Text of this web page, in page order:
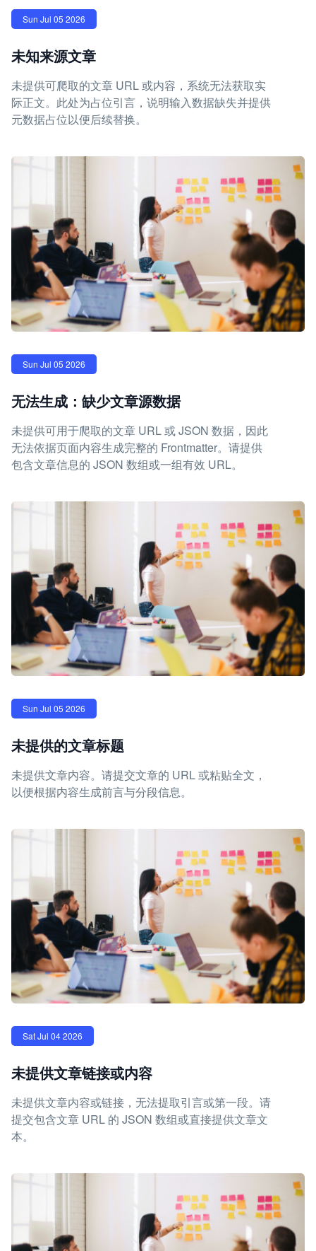
Sun Jul 05 2026
未知来源文章
未提供可爬取的文章 URL 或内容，系统无法获取实
际正文。此处为占位引言，说明输入数据缺失并提供
元数据占位以便后续替换。
Sun Jul 05 2026
无法生成：缺少文章源数据
未提供可用于爬取的文章 URL 或 JSON 数据，因此
无法依据页面内容生成完整的 Frontmatter。请提供
包含文章信息的 JSON 数组或一组有效 URL。
Sun Jul 05 2026
未提供的文章标题
未提供文章内容。请提交文章的 URL 或粘贴全文，
以便根据内容生成前言与分段信息。
Sat Jul 04 2026
未提供文章链接或内容
未提供文章内容或链接，无法提取引言或第一段。请
提交包含文章 URL 的 JSON 数组或直接提供文章文
本。